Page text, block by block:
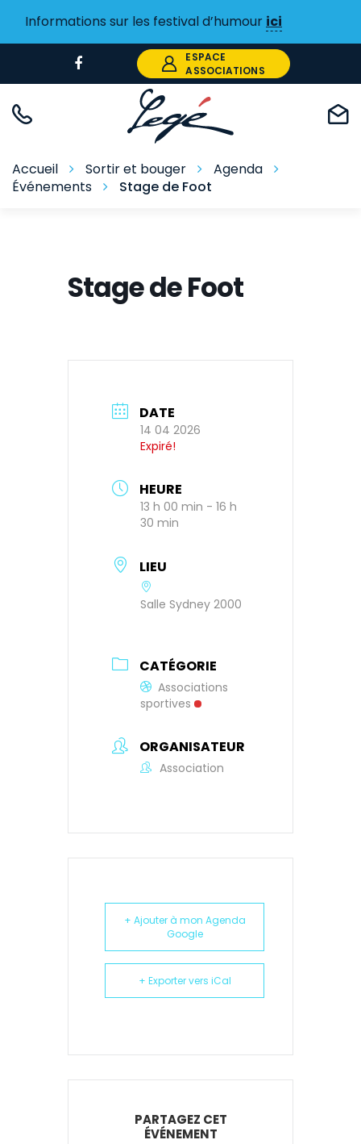
Informations sur les festival d’humour ici
vers
Facebook
ESPACE
ASSOCIATIONS
Accueil Sortir et bouger
Agenda
Événements
Stage de Foot
Stage de Foot
DATE
14 04 2026
Expiré!
HEURE
13 h 00 min - 16 h
30 min
LIEU
Salle Sydney 2000
CATÉGORIE
Associations
sportives
ORGANISATEUR
Association
+ Ajouter à mon Agenda
Google
+ Exporter vers iCal
PARTAGEZ CET
ÉVÉNEMENT